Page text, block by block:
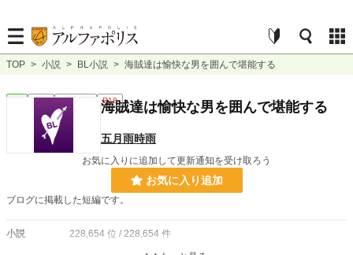
TOP > 小説 > BL小説 > 海賊達は愉快な男を囲んで堪能する
完結 ｼｮｰﾄｼｮｰﾄ R18
海賊達は愉快な男を囲んで堪能する
五月雨時雨
お気に入りに追加して更新通知を受け取ろう
お気に入り追加
ブログに掲載した短編です。
小説 228,654 位 / 228,654 件